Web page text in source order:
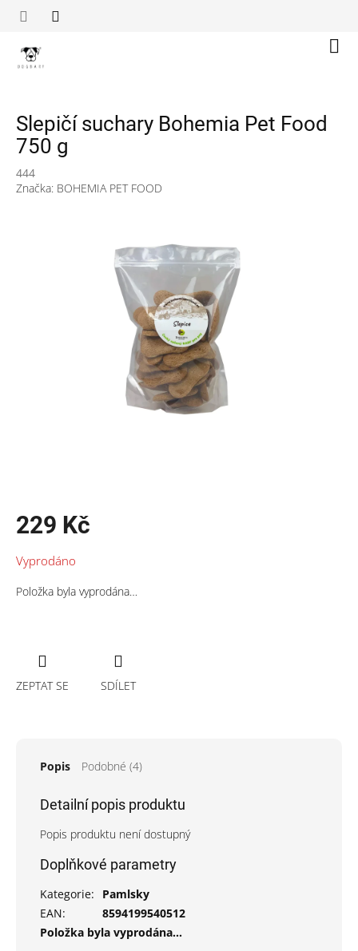
Slepičí suchary Bohemia Pet Food
750 g
444
Značka: BOHEMIA PET FOOD
229 Kč
cena:
Vyprodáno
Položka byla vyprodána…
ZEPTAT SE SDÍLET
Popis Podobné (4)
Detailní popis produktu
Popis produktu není dostupný
Doplňkové parametry
Kategorie:
Pamlsky
EAN:
8594199540512
Položka byla vyprodána…